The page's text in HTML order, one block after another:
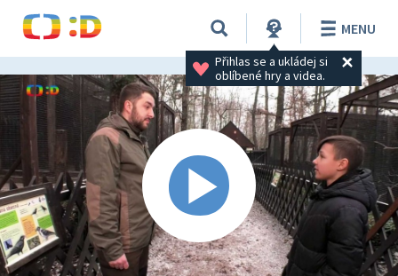
Přihlas se a ukládej si
oblíbené hry a videa.
MENU